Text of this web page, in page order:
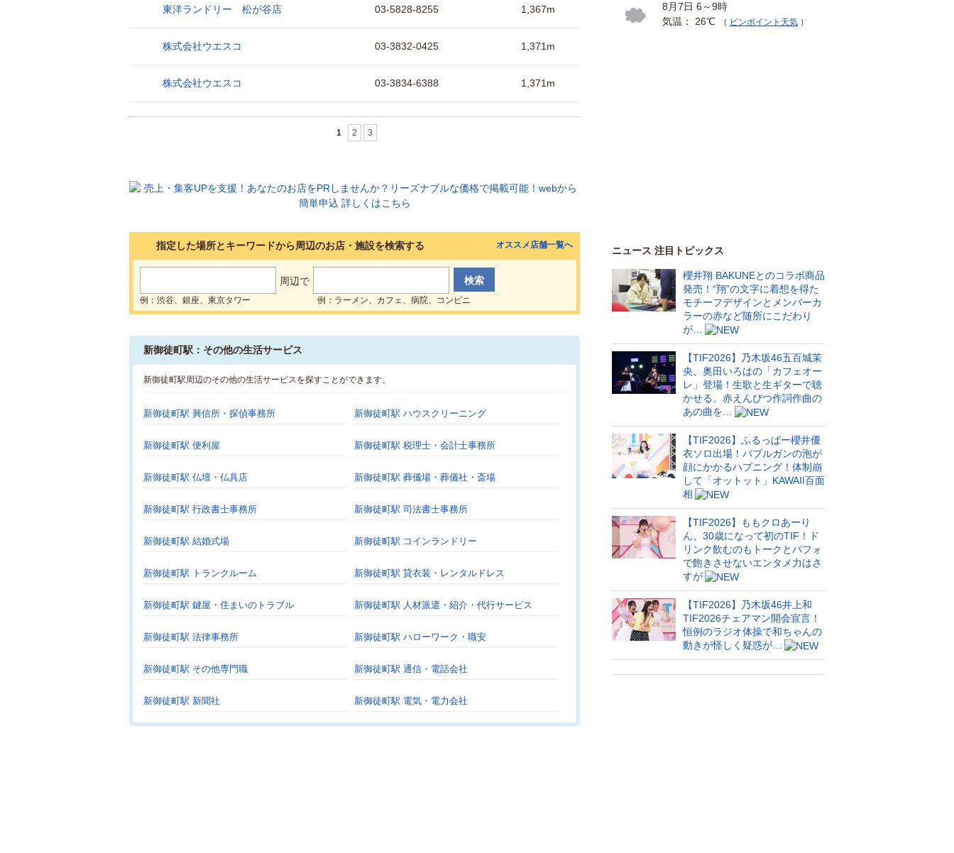
東洋ランドリー 松が谷店 03-5828-8255 1,367m
株式会社ウエスコ 03-3832-0425 1,371m
株式会社ウエスコ 03-3834-6388 1,371m
1 2 3
指定した場所とキーワードから周辺のお店・施設を検索する
周辺で
例：渋谷、銀座、東京タワー 例：ラーメン、カフェ、病院、コンビニ
オススメ店舗一覧へ
新御徒町駅：その他の生活サービス
新御徒町駅周辺のその他の生活サービスを探すことができます。
新御徒町駅 興信所・探偵事務所 新御徒町駅 ハウスクリーニング
新御徒町駅 便利屋 新御徒町駅 税理士・会計士事務所
新御徒町駅 仏壇・仏具店 新御徒町駅 葬儀場・葬儀社・斎場
新御徒町駅 行政書士事務所 新御徒町駅 司法書士事務所
新御徒町駅 結婚式場 新御徒町駅 コインランドリー
新御徒町駅 トランクルーム 新御徒町駅 貸衣装・レンタルドレス
新御徒町駅 鍵屋・住まいのトラブル 新御徒町駅 人材派遣・紹介・代行サービス
新御徒町駅 法律事務所 新御徒町駅 ハローワーク・職安
新御徒町駅 その他専門職 新御徒町駅 通信・電話会社
新御徒町駅 新聞社 新御徒町駅 電気・電力会社
8月7日 6～9時
気温： 26℃
（ ピンポイント天気 ）
ニュース 注目トピックス
櫻井翔 BAKUNEとのコラボ商品
発売！“翔”の文字に着想を得た
モチーフデザインとメンバーカ
ラーの赤など随所にこだわり
が…
【TIF2026】乃木坂46五百城茉
央、奥田いろはの「カフェオー
レ」登場！生歌と生ギターで聴
かせる。赤えんぴつ作詞作曲の
あの曲を…
【TIF2026】ふるっぱー櫻井優
衣ソロ出場！バブルガンの泡が
顔にかかるハプニング！体制崩
して「オットット」KAWAII百面
相
【TIF2026】ももクロあーり
ん、30歳になって初のTIF！ド
リンク飲むのもトークとパフォ
で飽きさせないエンタメ力はさ
すが
【TIF2026】乃木坂46井上和
TIF2026チェアマン開会宣言！
恒例のラジオ体操で和ちゃんの
動きが怪しく疑惑が…